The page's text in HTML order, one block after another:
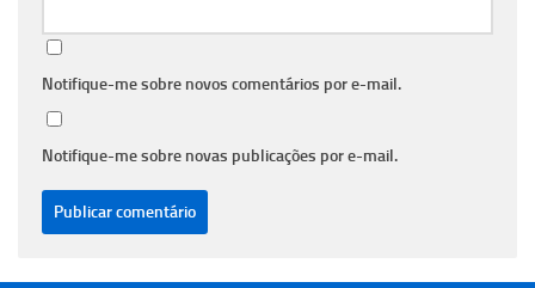
Notifique-me sobre novos comentários por e-mail.
Notifique-me sobre novas publicações por e-mail.